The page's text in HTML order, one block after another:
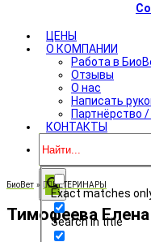
ЦЕНЫ
О КОМПАНИИ
Работа в
Отзывы
О нас
Написать
Партнёрство
КОНТАКТЫ
Exact matches
Search in title
БиоВет » 👨‍⚕️ВЕТЕРИНАРЫ
Тимофеева